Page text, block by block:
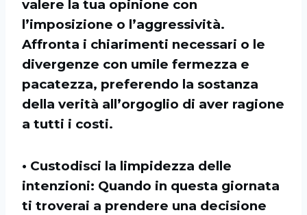
valere la tua opinione con
l’imposizione o l’aggressività.
Affronta i chiarimenti necessari o le
divergenze con umile fermezza e
pacatezza, preferendo la sostanza
della verità all’orgoglio di aver ragione
a tutti i costi.
• Custodisci la limpidezza delle
intenzioni: Quando in questa giornata
ti troverai a prendere una decisione